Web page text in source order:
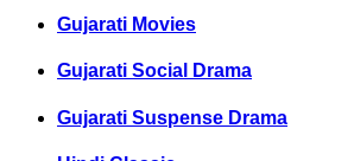
Gujarati Movies
Gujarati Social Drama
Gujarati Suspense Drama